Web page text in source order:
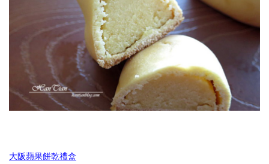
大阪蘋果餅乾禮盒